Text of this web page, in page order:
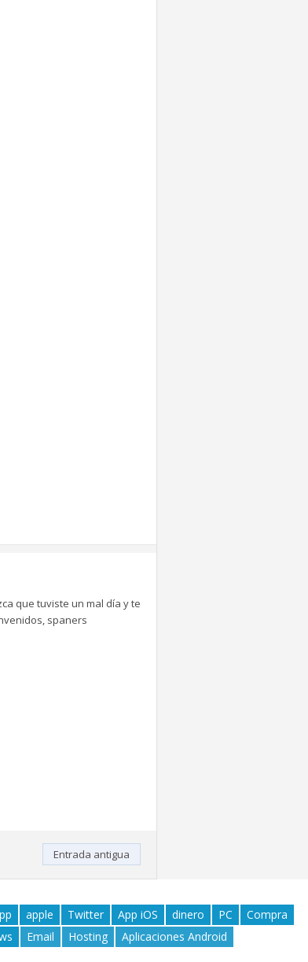
que tuviste un mal día y te
spaners
Entrada antigua
apple Twitter App iOS dinero PC
Compra
Email Hosting
Aplicaciones Android